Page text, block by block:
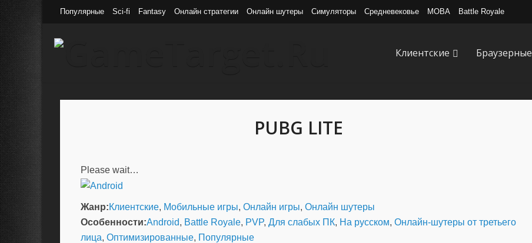
Популярные Sci-fi Fantasy Онлайн стратегии Онлайн шутеры Симуляторы Средневековье MOBA Battle Royale
Клиентские Браузерные
PUBG LITE
Please wait…
Жанр:Клиентские, Мобильные игры, Онлайн игры, Онлайн шутеры
Особенности:Android, Battle Royale, PVP, Для слабых ПК, На русском, Онлайн-шутеры от третьего
лица, Оптимизированные, Популярные